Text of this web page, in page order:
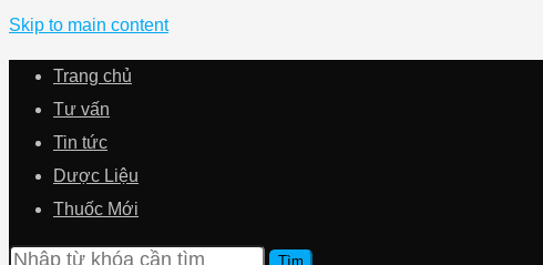
Skip to main content
Trang chủ
Tư vấn
Tin tức
Dược Liệu
Thuốc Mới